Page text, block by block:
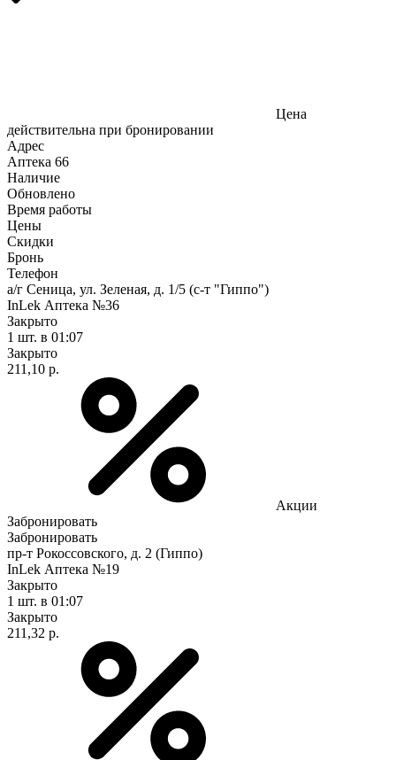
Цена
действительна при бронировании
Адрес
Аптека 66
Наличие
Обновлено
Время работы
Цены
Скидки
Бронь
Телефон
а/г Сеница, ул. Зеленая, д. 1/5 (с-т "Гиппо")
InLek Аптека №36
Закрыто
1 шт. в 01:07
Закрыто
211,10 р.
Акции
Забронировать
Забронировать
пр-т Рокоссовского, д. 2 (Гиппо)
InLek Аптека №19
Закрыто
1 шт. в 01:07
Закрыто
211,32 р.